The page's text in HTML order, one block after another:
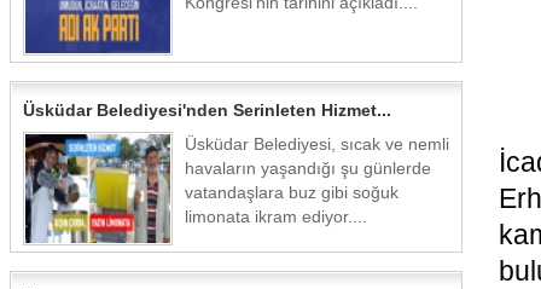
Üsküdar Belediyesi'nden Serinleten Hizmet...
Üsküdar Belediyesi, sıcak ve nemli
havaların yaşandığı şu günlerde
vatandaşlara buz gibi soğuk
limonata ikram ediyor....